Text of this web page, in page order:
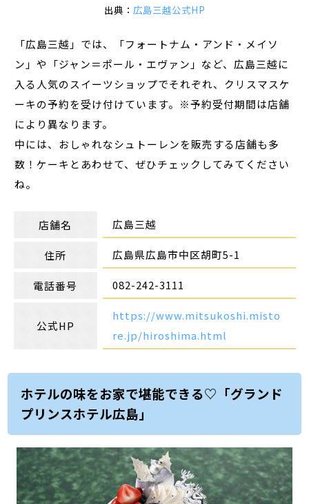
出典： 広島三越公式HP
「広島三越」では、「フォートナム・アンド・メイソ
ン」や「ジャン＝ポール・エヴァン」など、広島三越に
入る人気のスイーツショップでそれぞれ、クリスマスケ
ーキの予約を受け付けています。※予約受付期間は店舗
により異なります。
中には、おしゃれなシュトーレンを販売する店舗も多
数！ケーキとあわせて、ぜひチェックしてみてください
ね。
店舗名 広島三越
住所 広島県広島市中区胡町5-1
電話番号 082-242-3111
公式HP
https://www.mitsukoshi.misto
re.jp/hiroshima.html
ホテルの味をお家で堪能できる♡「グランド
プリンスホテル広島」